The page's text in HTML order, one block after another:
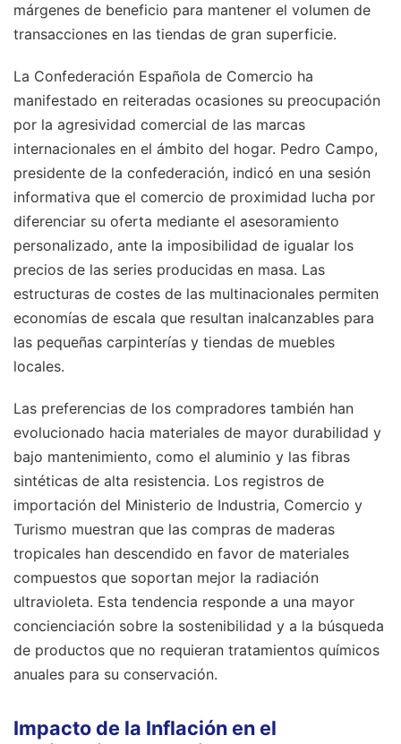
márgenes de beneficio para mantener el volumen de
transacciones en las tiendas de gran superficie.
La Confederación Española de Comercio ha
manifestado en reiteradas ocasiones su preocupación
por la agresividad comercial de las marcas
internacionales en el ámbito del hogar. Pedro Campo,
presidente de la confederación, indicó en una sesión
informativa que el comercio de proximidad lucha por
diferenciar su oferta mediante el asesoramiento
personalizado, ante la imposibilidad de igualar los
precios de las series producidas en masa. Las
estructuras de costes de las multinacionales permiten
economías de escala que resultan inalcanzables para
las pequeñas carpinterías y tiendas de muebles
locales.
Las preferencias de los compradores también han
evolucionado hacia materiales de mayor durabilidad y
bajo mantenimiento, como el aluminio y las fibras
sintéticas de alta resistencia. Los registros de
importación del Ministerio de Industria, Comercio y
Turismo muestran que las compras de maderas
tropicales han descendido en favor de materiales
compuestos que soportan mejor la radiación
ultravioleta. Esta tendencia responde a una mayor
concienciación sobre la sostenibilidad y a la búsqueda
de productos que no requieran tratamientos químicos
anuales para su conservación.
Impacto de la Inflación en el